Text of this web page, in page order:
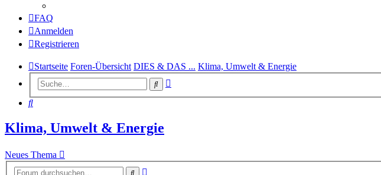
FAQ
Anmelden
Registrieren
Startseite Foren-Übersicht DIES & DAS ... Klima, Umwelt & Energie
Suche
Suche
Klima, Umwelt & Energie
Neues Thema
Suche